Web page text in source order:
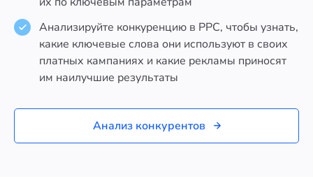
Анализируйте конкуренцию в PPC, чтобы узнать,
какие ключевые слова они используют в своих
платных кампаниях и какие рекламы приносят
им наилучшие результаты
Анализ конкурентов